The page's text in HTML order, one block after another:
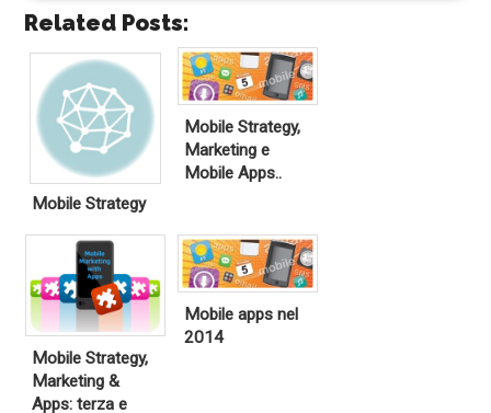
Related Posts:
Mobile Strategy
Mobile Strategy,
Marketing e
Mobile Apps..
Mobile Strategy,
Marketing &
Apps: terza e
Mobile apps nel
2014